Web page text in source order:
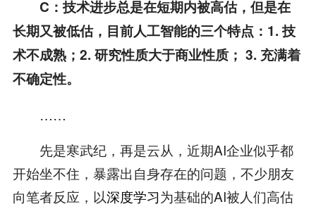
C：技术进步总是在短期内被高估，但是在
长期又被低估，目前人工智能的三个特点：1. 技
术不成熟；2. 研究性质大于商业性质； 3. 充满着
不确定性。
……
先是寒武纪，再是云从，近期AI企业似乎都
开始坐不住，暴露出自身存在的问题，不少朋友
向笔者反应，以深度学习为基础的AI被人们高估